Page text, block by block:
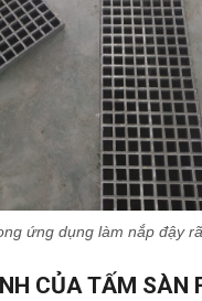
ứng dụng làm nắp đậy
CỦA TẤM SÀN